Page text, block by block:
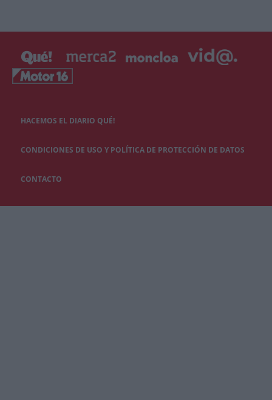
HACEMOS EL DIARIO QUÉ!
CONDICIONES DE USO Y POLÍTICA DE PROTECCIÓN DE DATOS
CONTACTO